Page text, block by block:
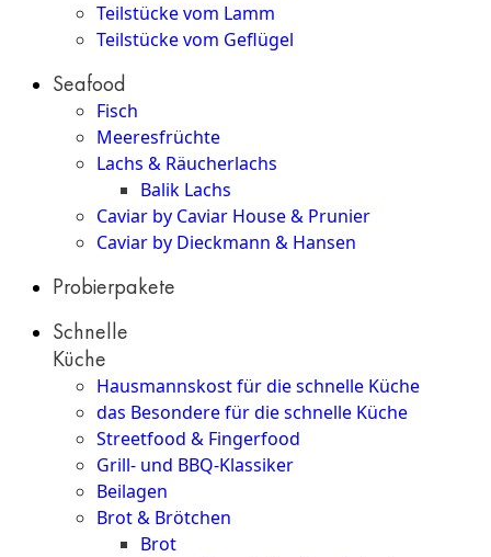
Teilstücke vom Lamm
Teilstücke vom Geflügel
Seafood
Fisch
Meeresfrüchte
Lachs & Räucherlachs
Balik Lachs
Caviar by Caviar House & Prunier
Caviar by Dieckmann & Hansen
Probierpakete
Schnelle
Küche
Hausmannskost für die schnelle Küche
das Besondere für die schnelle Küche
Streetfood & Fingerfood
Grill- und BBQ-Klassiker
Beilagen
Brot & Brötchen
Brot